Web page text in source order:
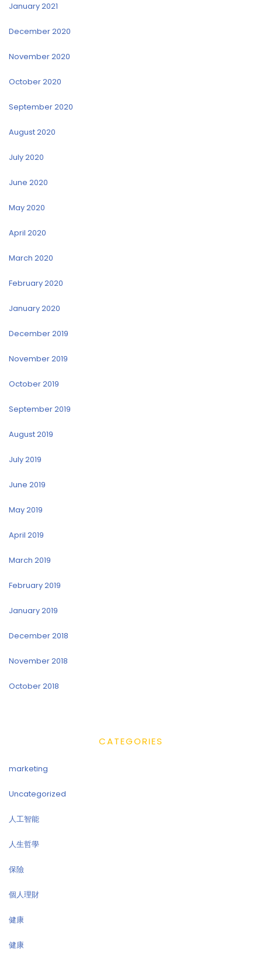
January 2021
December 2020
November 2020
October 2020
September 2020
August 2020
July 2020
June 2020
May 2020
April 2020
March 2020
February 2020
January 2020
December 2019
November 2019
October 2019
September 2019
August 2019
July 2019
June 2019
May 2019
April 2019
March 2019
February 2019
January 2019
December 2018
November 2018
October 2018
CATEGORIES
marketing
Uncategorized
人工智能
人生哲學
保險
個人理財
健康
健康